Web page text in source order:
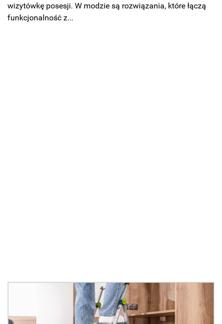
wizytówkę posesji. W modzie są rozwiązania, które łączą
funkcjonalność z...